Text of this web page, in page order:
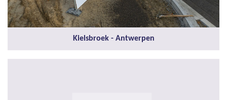
Kielsbroek - Antwerpen